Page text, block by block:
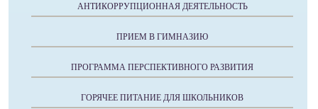
АНТИКОРРУПЦИОННАЯ ДЕЯТЕЛЬНОСТЬ
ПРИЕМ В ГИМНАЗИЮ
ПРОГРАММА ПЕРСПЕКТИВНОГО РАЗВИТИЯ
ГОРЯЧЕЕ ПИТАНИЕ ДЛЯ ШКОЛЬНИКОВ